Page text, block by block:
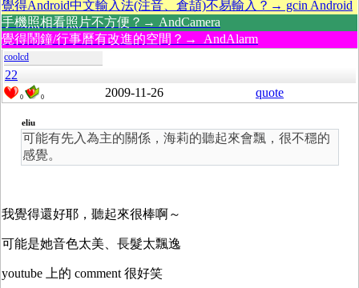
覺得Android中文輸入法(注音、倉頡)不易輸入？→ gcin Android
手機照相看照片不方便？→ AndCamera
覺得鬧鐘/行事曆有改進的空間？→ AndAlarm
coolcd
22
0 0 2009-11-26 quote
eliu
可能有先入為主的關係，海莉的聽起來會飄，很不穩的
感覺。
我覺得還好耶，聽起來很棒啊～
可能是她音色太美、長髮太飄逸
youtube 上的 comment 很好笑